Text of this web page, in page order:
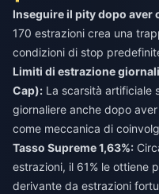
Inseguire il pity dopo aver
170 estrazioni crea una
condizioni di stop
Limiti di estrazione
Cap): La scarsità artificiale
giornaliere anche dopo
come meccanica di
Tasso Supreme 1,63%:
estrazioni, il 61% le ottiene
derivante da estrazioni